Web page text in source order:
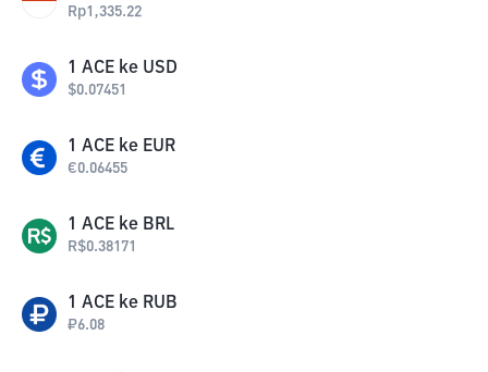
Rp1,335.22
1 ACE ke USD
$0.07451
1 ACE ke EUR
€0.06455
1 ACE ke BRL
R$0.38171
1 ACE ke RUB
₽6.08